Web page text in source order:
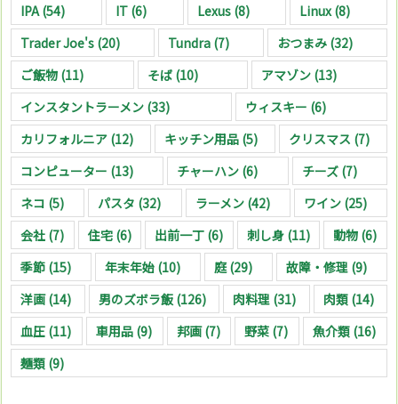
IPA (54) IT(6) Lexus(8) Linux (8)
Trader Joe's (20) Tundra (7) おつまみ (32)
ご飯物 (11) そば(10) アマゾン (13)
インスタントラーメン (33) ウィスキー (6)
カリフォルニア (12) キッチン用品 (5) クリスマス (7)
コンピューター (13) チャーハン (6) チーズ(7)
ネコ (5) パスタ (32) ラーメン(42) ワイン(25)
会社 (7) 住宅(6) 出前一丁 (6) 刺し身(11) 動物 (6)
季節 (15) 年末年始 (10) 庭(29) 故障・修理 (9)
洋画(14) 男のズボラ飯(126) 肉料理 (31) 肉類(14)
血圧 (11) 車用品(9) 邦画(7) 野菜 (7) 魚介類 (16)
麺類 (9)